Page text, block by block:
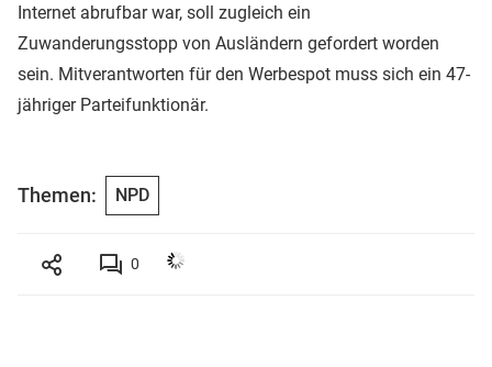
Internet abrufbar war, soll zugleich ein
Zuwanderungsstopp von Ausländern gefordert worden
sein. Mitverantworten für den Werbespot muss sich ein 47-
jähriger Parteifunktionär.
Themen: NPD
0